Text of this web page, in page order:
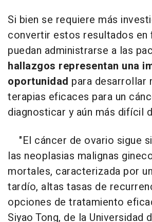
Si bien se requiere más
convertir estos resultados en
puedan administrarse a las
hallazgos representan una
oportunidad para desarrollar
terapias eficaces para un
diagnosticar y aún más difícil
"El cáncer de ovario sigue
las neoplasias malignas
mortales, caracterizada por
tardío, altas tasas de
opciones de tratamiento
Siyao Tong, de la Universidad